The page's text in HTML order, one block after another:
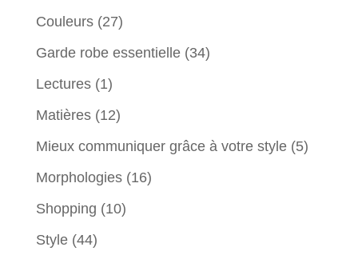
Couleurs(27)
Garde robe essentielle(34)
Lectures(1)
Matières(12)
Mieux communiquer grâce à votre style(5)
Morphologies(16)
Shopping (10)
Style(44)